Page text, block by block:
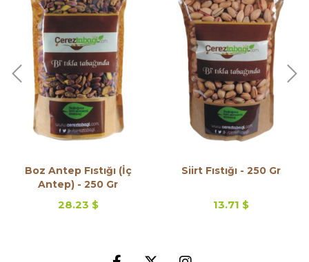
Boz Antep Fıstığı (İç
Antep) - 250 Gr
28.23 $
Siirt Fıstığı - 250 Gr
13.71 $